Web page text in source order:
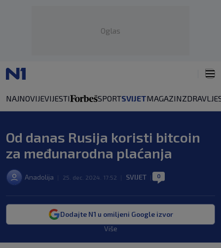
Oglas
NAJNOVIJEVIJESTI SPORTSVIJETMAGAZINZDRAVLJE
Od danas Rusija koristi bitcoin
za međunarodna plaćanja
Anadolija 25. dec. 2024. 17:52 SVIJET 0
Dodajte N1 u omiljeni Google izvor
Više